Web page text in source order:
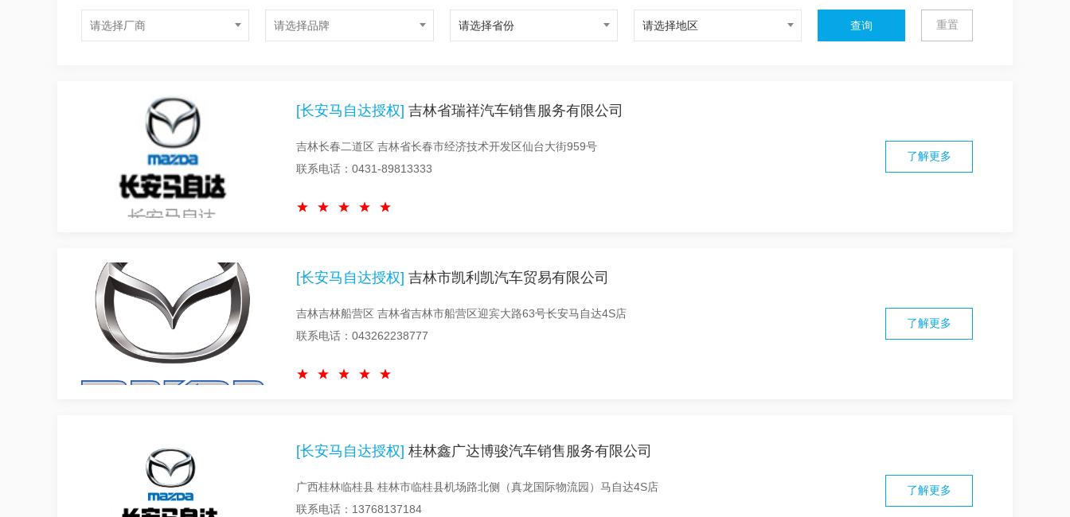
查询 重置
[长安马自达授权] 吉林省瑞祥汽车销售服务有限公司
吉林长春二道区 吉林省长春市经济技术开发区仙台大街959号
联系电话：0431-89813333
了解更多
[长安马自达授权] 吉林市凯利凯汽车贸易有限公司
吉林吉林船营区 吉林省吉林市船营区迎宾大路63号长安马自达4S店
联系电话：043262238777
了解更多
[长安马自达授权] 桂林鑫广达博骏汽车销售服务有限公司
广西桂林临桂县 桂林市临桂县机场路北侧（真龙国际物流园）马自达4S店
联系电话：13768137184
了解更多